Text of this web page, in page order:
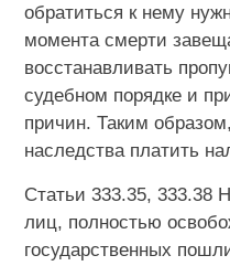
обратиться к нему
момента смерти
восстанавливать
судебном порядке и
причин. Таким
наследства платить
Статьи 333.35, 333.38
лиц, полностью
государственных